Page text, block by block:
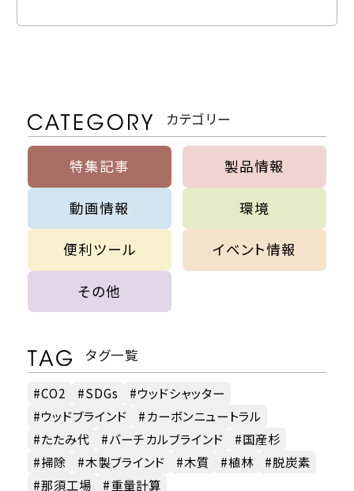
カテゴリー
特集記事 製品情報
動画情報 環境
便利ツール イベント情報
その他
タグ一覧
CO2 SDGs
ウッドシャッター
ウッドブラインド
カーボンニュートラル
たたみ代
バーチカルブラインド
国産杉
掃除
木製ブラインド 木質 植林
脱炭素
那須工場
重量計算